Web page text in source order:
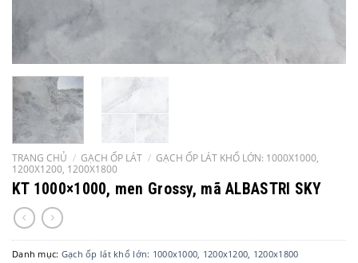
TRANG CHỦ / GẠCH ỐP LÁT / GẠCH ỐP LÁT KHỔ LỚN: 1000X1000,
1200X1200, 1200X1800
KT 1000×1000, men Grossy, mã ALBASTRI SKY
Danh mục: Gạch ốp lát khổ lớn: 1000x1000, 1200x1200, 1200x1800